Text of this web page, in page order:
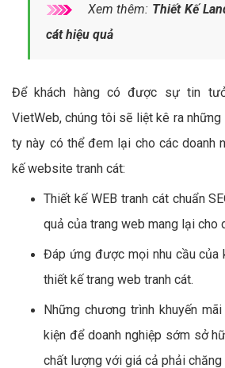
Xem thêm: Thiết Kế
cát hiệu quả
Để khách hàng có được sự tin
VietWeb, chúng tôi sẽ liệt kê ra
ty này có thể đem lại cho các doanh
kế website tranh cát:
Thiết kế WEB tranh cát chuẩn
quả của trang web mang lại cho
Đáp ứng được mọi nhu cầu của
thiết kế trang web tranh cát.
Những chương trình khuyến
kiện để doanh nghiệp sớm sở
chất lượng với giá cả phải chăng